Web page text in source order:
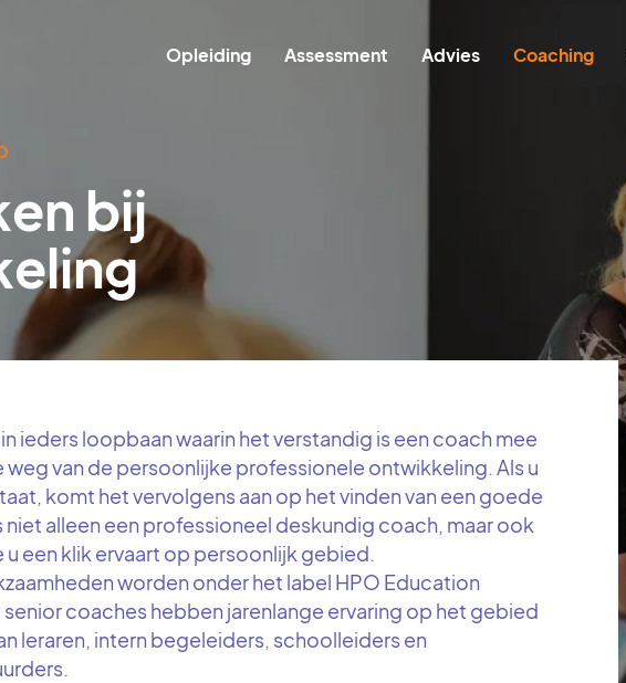
Hoofdnavigatie
Opleiding Assessment Advies Coaching
bij
ieders loopbaan waarin het verstandig is een coach mee
weg van de persoonlijke professionele ontwikkeling. Als u
komt het vervolgens aan op het vinden van een goede
niet alleen een professioneel deskundig coach, maar ook
u een klik ervaart op persoonlijk gebied.
worden onder het label HPO Education
coaches hebben jarenlange ervaring op het gebied
leraren, intern begeleiders, schoolleiders en